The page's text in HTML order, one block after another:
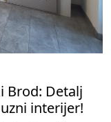
Brod: Detalj
interijer!